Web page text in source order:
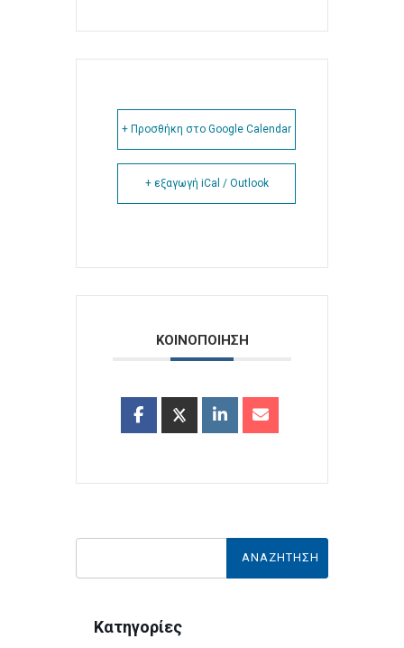
+ Προσθήκη στο Google Calendar
+ εξαγωγή iCal / Outlook
ΚΟΙΝΟΠΟΙΗΣΗ
Κατηγορίες